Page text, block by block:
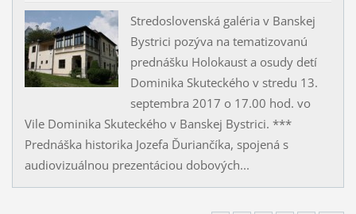
Stredoslovenská galéria v Banskej
Bystrici pozýva na tematizovanú
prednášku Holokaust a osudy detí
Dominika Skuteckého v stredu 13.
septembra 2017 o 17.00 hod. vo
Vile Dominika Skuteckého v Banskej Bystrici. ***
Prednáška historika Jozefa Ďuriančíka, spojená s
audiovizuálnou prezentáciou dobových...